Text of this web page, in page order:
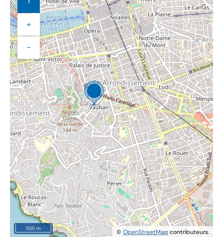
+
−
©OpenStreetMapcontributeurs.
500 m